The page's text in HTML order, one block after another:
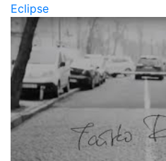
Eclipse